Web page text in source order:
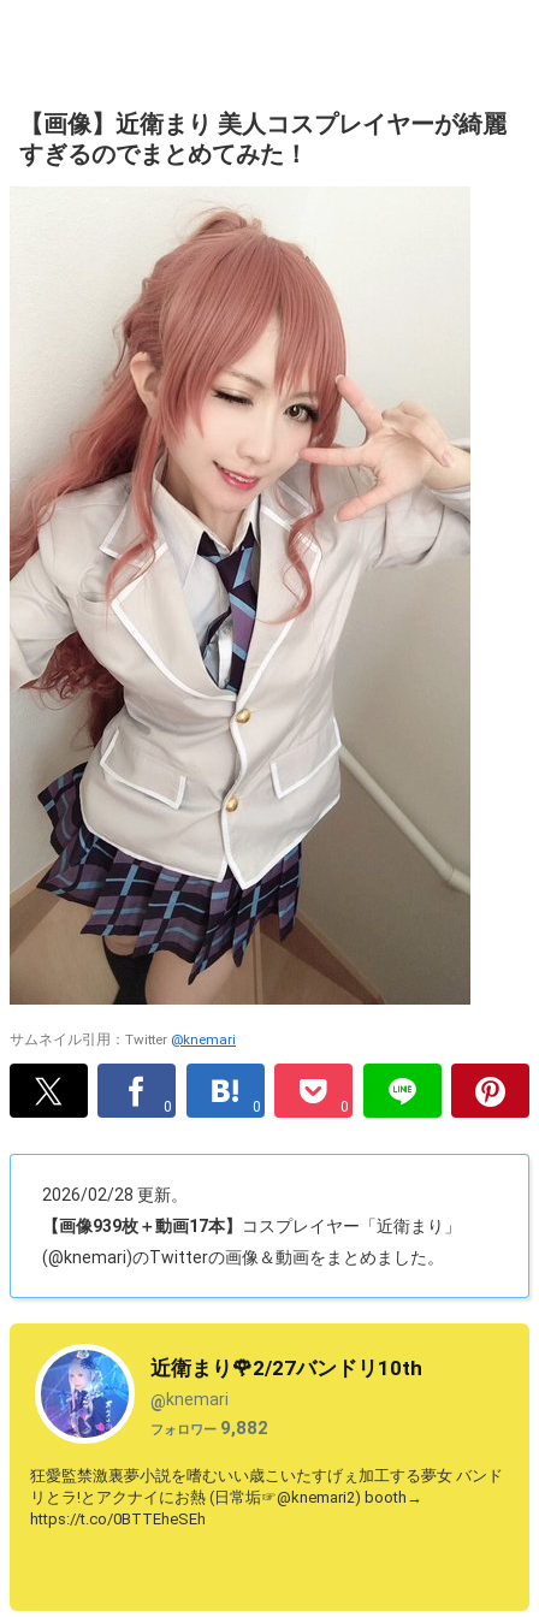
【画像】近衛まり 美人コスプレイヤーが綺麗
すぎるのでまとめてみた！
サムネイル引用：Twitter @knemari
0 0 0
2026/02/28 更新。
【画像939枚＋動画17本】
コスプレイヤー「近衛まり」
(@knemari)のTwitterの画像＆動画をまとめました。
近衛まり🌹2/27バンドリ10th
@knemari
フォロワー 9,882
狂愛監禁激裏夢小説を嗜むいい歳こいたすげぇ加工する夢女 バンド
リとラ!とアクナイにお熱 (日常垢☞@knemari2) booth→
https://t.co/0BTTEheSEh